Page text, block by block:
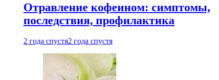
Отравление кофеином: симптомы,
последствия, профилактика
2 года спустя2 года спустя